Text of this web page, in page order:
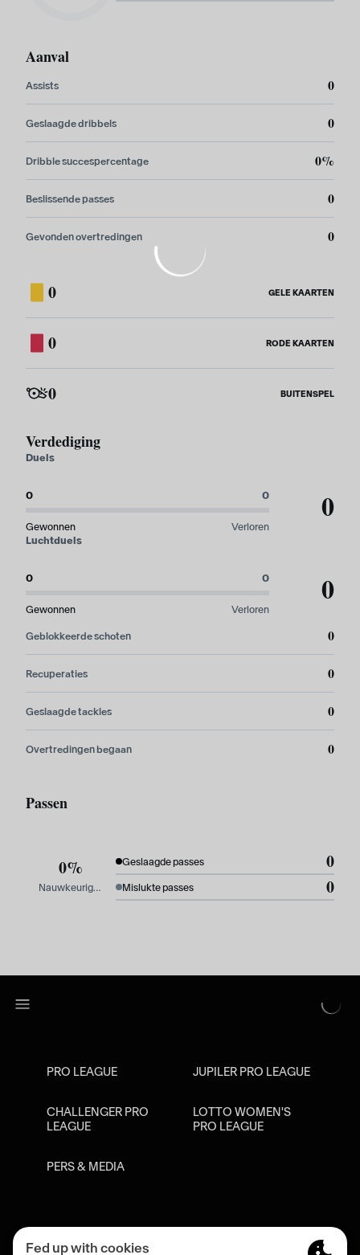
Aanval
Assists 0
Geslaagde dribbels 0
Dribble succespercentage 0%
Beslissende passes 0
Gevonden overtredingen 0
0 GELE KAARTEN
0 RODE KAARTEN
0 BUITENSPEL
Verdediging
Duels
0 0
Gewonnen Verloren
0
Luchtduels
0 0
Gewonnen Verloren
0
Geblokkeerde schoten 0
Recuperaties 0
Geslaagde tackles 0
Overtredingen begaan 0
Passen
0%
Nauwkeurigheid
Geslaagde passes 0
Mislukte passes 0
PRO LEAGUE JUPILER PRO LEAGUE
CHALLENGER PRO
LEAGUE
LOTTO WOMEN'S
PRO LEAGUE
PERS & MEDIA